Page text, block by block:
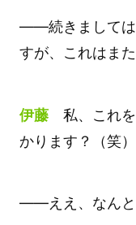
――続きましては
すが、これはま
伊藤私、これを
かります？（笑）
――ええ、なんと